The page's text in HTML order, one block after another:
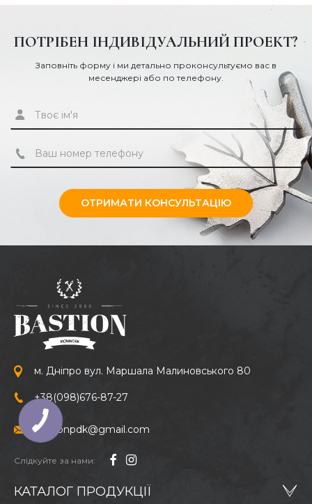
ПОТРІБЕН ІНДИВІДУАЛЬНИЙ ПРОЕКТ?
Заповніть форму і ми детально проконсультуємо вас в
месенджері або по телефону.
ОТРИМАТИ КОНСУЛЬТАЦІЮ
м. Дніпро вул. Маршала Малиновського 80
+38(098)676-87-27
bastionpdk@gmail.com
Слідкуйте за нами:
КАТАЛОГ ПРОДУКЦІЇ